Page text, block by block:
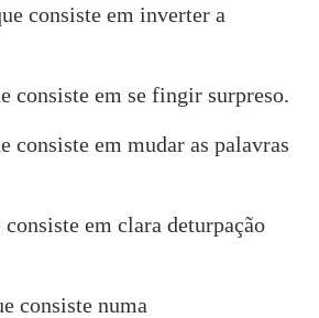
consiste em inverter a
consiste em se fingir surpreso.
consiste em mudar as palavras
em clara deturpação
consiste numa